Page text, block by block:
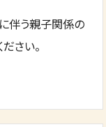
伴う親子関係の
さい。